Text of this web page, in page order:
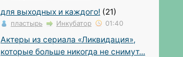
для выходных и каждого! (21)
пластырь Инкубатор 01:40
Актеры из сериала «Ликвидация»,
которые больше никогда не снимут...